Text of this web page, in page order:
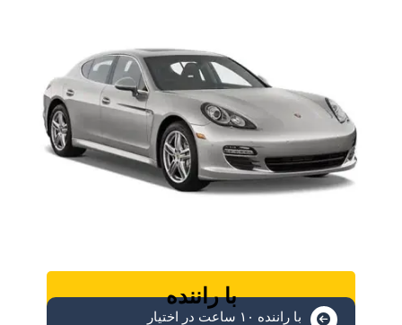
با راننده
با راننده ۱۰ ساعت در اختیار